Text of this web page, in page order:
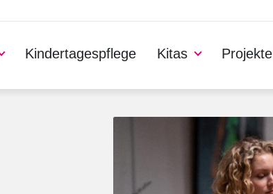
Kindertagespflege Kitas Projekte